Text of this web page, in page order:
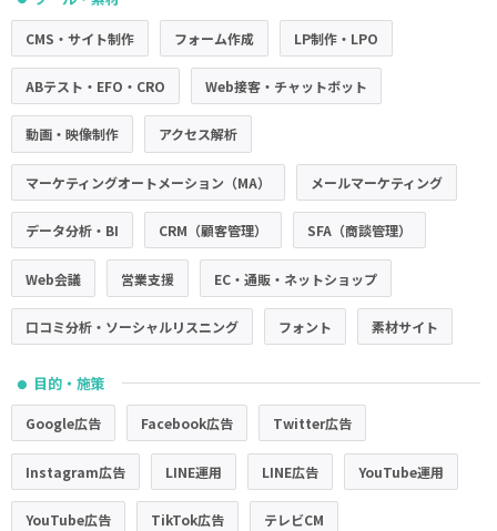
CMS・サイト制作 フォーム作成 LP制作・LPO
ABテスト・EFO・CRO Web接客・チャットボット
動画・映像制作 アクセス解析
マーケティングオートメーション（MA） メールマーケティング
データ分析・BI CRM（顧客管理） SFA（商談管理）
Web会議 営業支援 EC・通販・ネットショップ
口コミ分析・ソーシャルリスニング フォント 素材サイト
● 目的・施策
Google広告 Facebook広告 Twitter広告
Instagram広告 LINE運用 LINE広告 YouTube運用
YouTube広告 TikTok広告 テレビCM